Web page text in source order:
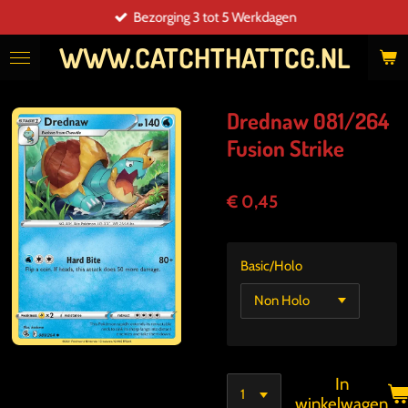
direct
naar
WWW.CATCHTHATTCG.NL
Bezorging 3 tot 5 Werkdagen
Drednaw 081/264
Fusion Strike
€ 0,45
Basic/Holo
In